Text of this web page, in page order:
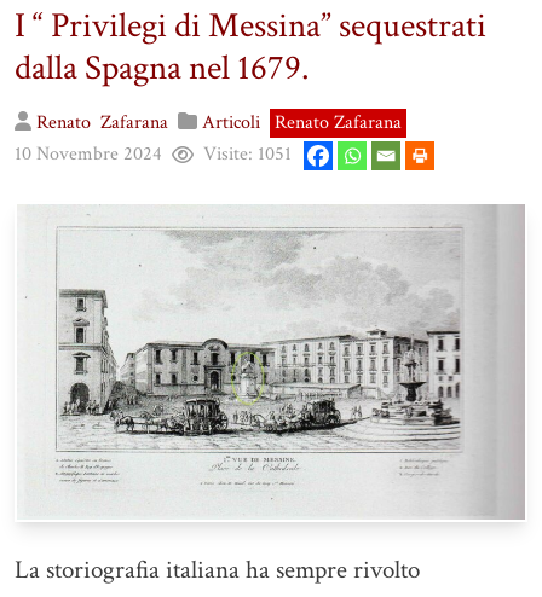
I “ Privilegi di Messina” sequestrati
dalla Spagna nel 1679.
Renato Zafarana Articoli Renato Zafarana
10 Novembre 2024
Visite: 1051
La storiografia italiana ha sempre rivolto